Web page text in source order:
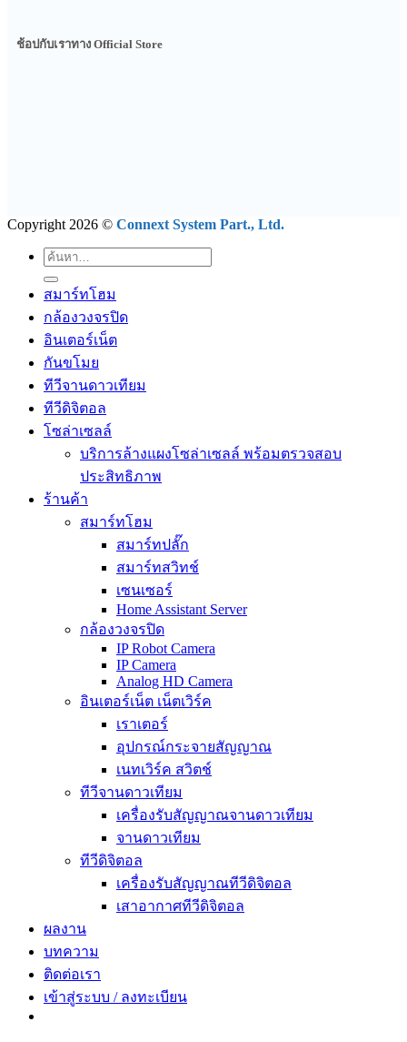
ช้อปกับเราทาง Official Store
Copyright 2026 © Connext System Part., Ltd.
ค้นหา:
สมาร์ทโฮม
กล้องวงจรปิด
อินเตอร์เน็ต
กันขโมย
ทีวีจานดาวเทียม
ทีวีดิจิตอล
โซล่าเซลล์
บริการล้างแผงโซล่าเซลล์ พร้อมตรวจสอบ
ประสิทธิภาพ
ร้านค้า
สมาร์ทโฮม
สมาร์ทปลั๊ก
สมาร์ทสวิทช์
เซนเซอร์
Home Assistant Server
กล้องวงจรปิด
IP Robot Camera
IP Camera
Analog HD Camera
อินเตอร์เน็ต เน็ตเวิร์ค
เราเตอร์
อุปกรณ์กระจายสัญญาณ
เนทเวิร์ค สวิตช์
ทีวีจานดาวเทียม
เครื่องรับสัญญาณจานดาวเทียม
จานดาวเทียม
ทีวีดิจิตอล
เครื่องรับสัญญาณทีวีดิจิตอล
เสาอากาศทีวีดิจิตอล
ผลงาน
บทความ
ติดต่อเรา
เข้าสู่ระบบ / ลงทะเบียน